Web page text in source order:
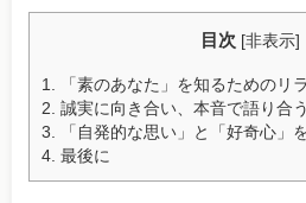
目次 [非表示]
1. 「素のあなた」を知るためのリ
2. 誠実に向き合い、本音で語り合う
3. 「自発的な思い」と「好奇心」
4. 最後に